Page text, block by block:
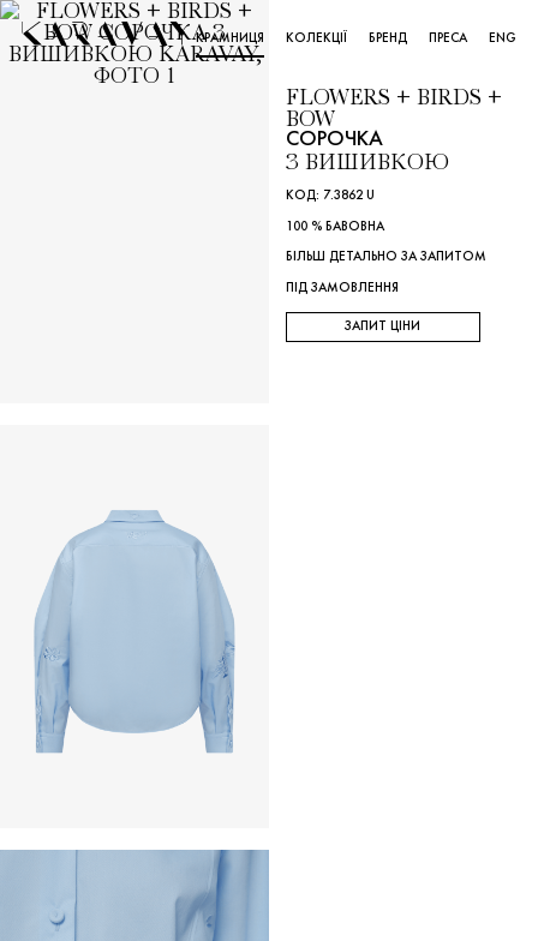
КРАМНИЦЯ КОЛЕКЦІЇ БРЕНД ПРЕСА ENG
FLOWERS + BIRDS +
BOW
СОРОЧКА
З ВИШИВКОЮ
КОД: 7.3862 U
100 % БАВОВНА
БІЛЬШ ДЕТАЛЬНО ЗА ЗАПИТОМ
ПІД ЗАМОВЛЕННЯ
ЗАПИТ ЦІНИ